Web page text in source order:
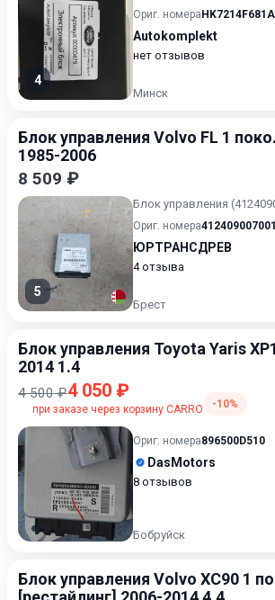
4
Ориг. номера
Autokomplekt
нет отзывов
Минск
Блок управления Volvo FL 1
1985-2006
8 509 ₽
5
Блок управления
Ориг. номера412409007001
ЮРТРАНСДРЕВ
4 отзыва
Брест
Блок управления Toyota Yaris
2014 1.4
4 500 ₽4 050 ₽
при заказе через корзину CARRO -10%
Ориг. номера896500D510
DasMotors
8 отзывов
Бобруйск
Блок управления Volvo XC90 1